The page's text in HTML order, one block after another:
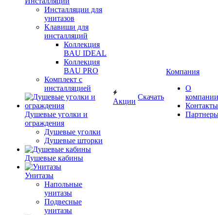
Инсталляции для
унитазов
Клавиши для
инсталляций
Коллекция
BAU IDEAL
Коллекция
BAU PRO
Комплект с
инсталляцией
Душевые уголки и
ограждения
Душевые уголки
Душевые шторки
Душевые кабины
Унитазы
Напольные
унитазы
Подвесные
унитазы
Акции
Скачать
Компания
О
компании
Контакты